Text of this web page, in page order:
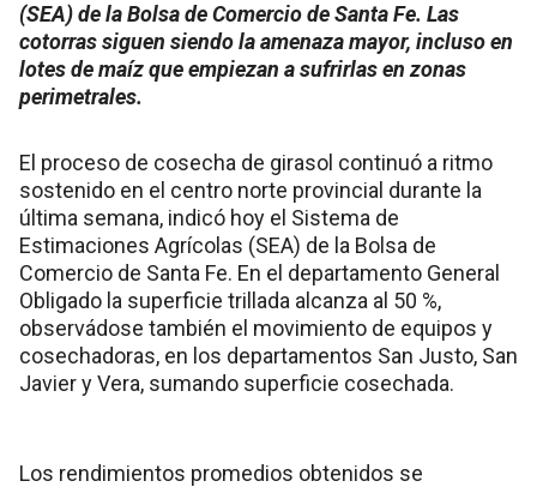
(SEA) de la Bolsa de Comercio de Santa Fe. Las
cotorras siguen siendo la amenaza mayor, incluso en
lotes de maíz que empiezan a sufrirlas en zonas
perimetrales.
El proceso de cosecha de girasol continuó a ritmo
sostenido en el centro norte provincial durante la
última semana, indicó hoy el Sistema de
Estimaciones Agrícolas (SEA) de la Bolsa de
Comercio de Santa Fe. En el departamento General
Obligado la superficie trillada alcanza al 50 %,
observádose también el movimiento de equipos y
cosechadoras, en los departamentos San Justo, San
Javier y Vera, sumando superficie cosechada.
Los rendimientos promedios obtenidos se